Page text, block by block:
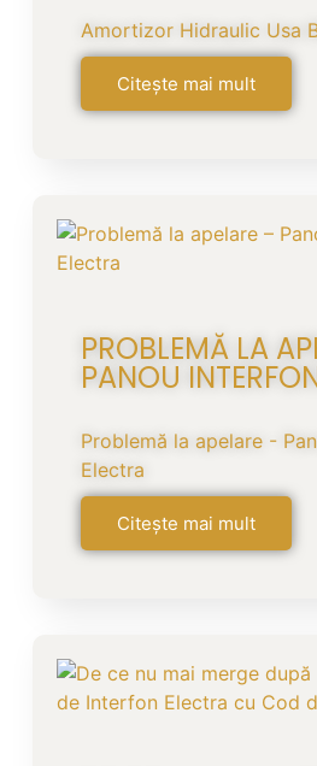
Amortizor Hidraulic Usa
Citește mai mult
PROBLEMĂ LA
PANOU
Problemă la apelare -
Electra
Citește mai mult